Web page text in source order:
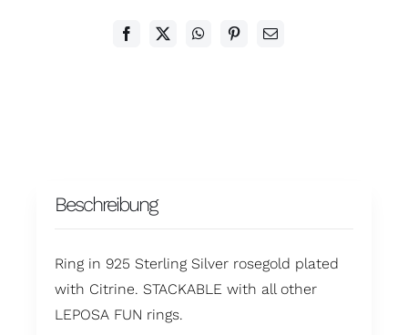
Beschreibung
Ring in 925 Sterling Silver rosegold plated
with Citrine. STACKABLE with all other
LEPOSA FUN rings.